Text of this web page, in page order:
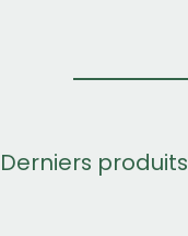
Derniers produits